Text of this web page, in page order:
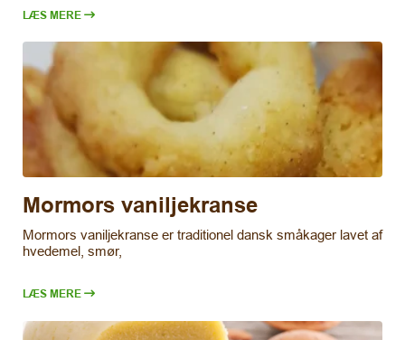
LÆS MERE
Mormors vaniljekranse
Mormors vaniljekranse er traditionel dansk småkager lavet af
hvedemel, smør,
LÆS MERE